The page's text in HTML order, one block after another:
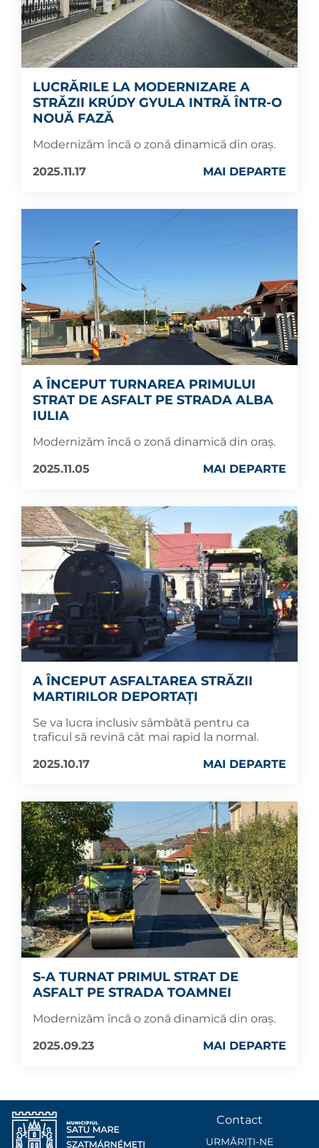
LUCRĂRILE LA MODERNIZARE A
STRĂZII KRÚDY GYULA INTRĂ ÎNTR-O
NOUĂ FAZĂ
Modernizăm încă o zonă dinamică din oraș.
2025.11.17
MAI DEPARTE
A ÎNCEPUT TURNAREA PRIMULUI
STRAT DE ASFALT PE STRADA ALBA
IULIA
Modernizăm încă o zonă dinamică din oraș.
2025.11.05
MAI DEPARTE
A ÎNCEPUT ASFALTAREA STRĂZII
MARTIRILOR DEPORTAȚI
Se va lucra inclusiv sâmbătă pentru ca
traficul să revină cât mai rapid la normal.
2025.10.17
MAI DEPARTE
S-A TURNAT PRIMUL STRAT DE
ASFALT PE STRADA TOAMNEI
Modernizăm încă o zonă dinamică din oraș.
2025.09.23
MAI DEPARTE
Contact
URMĂRIȚI-NE